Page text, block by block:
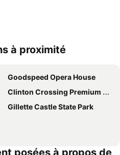
à proximité
Goodspeed Opera House
Clinton Crossing Premium Outlets
Gillette Castle State Park
posées à propos de